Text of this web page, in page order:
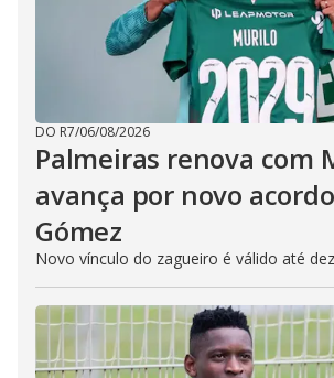
DO R7/06/08/2026
Palmeiras renova com
avança por novo
Gómez
Novo vínculo do zagueiro é válido até